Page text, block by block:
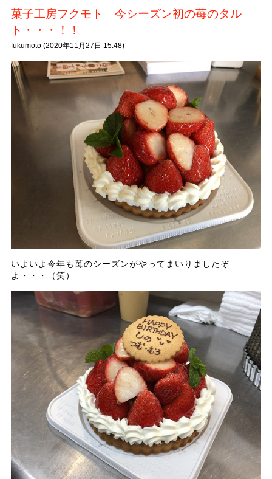
菓子工房フクモト 今シーズン初の苺のタル
ト・・・！！
fukumoto (2020年11月27日 15:48)
いよいよ今年も苺のシーズンがやってまいりましたぞ
よ・・・（笑）